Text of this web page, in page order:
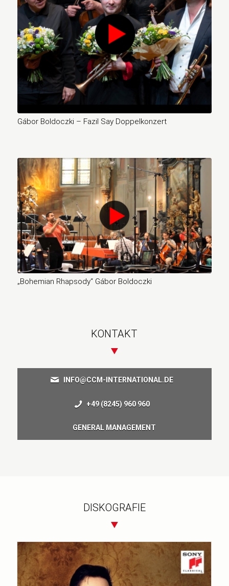
Gábor Boldoczki – Fazil Say Doppelkonzert
„Bohemian Rhapsody“ Gábor Boldoczki
KONTAKT
INFO@CCM-INTERNATIONAL.DE
+49 (8245) 960 960
GENERAL MANAGEMENT
DISKOGRAFIE